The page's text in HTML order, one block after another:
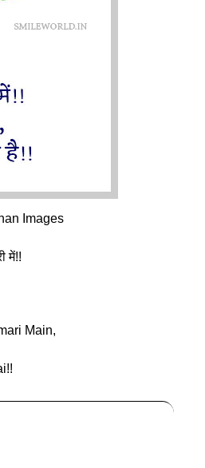
Images
में!!
Main,